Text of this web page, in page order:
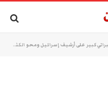
كبير على أرشيف إسرائيل ومحو الكثير من المعلومات